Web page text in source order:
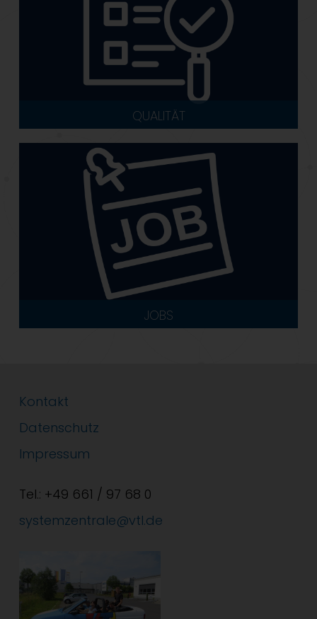
QUALITÄT
JOBS
Kontakt
Datenschutz
Impressum
Tel.: +49 661 / 97 68 0
systemzentrale@vtl.de